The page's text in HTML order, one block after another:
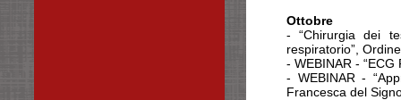
Ottobre
- “Chirurgia dei
respiratorio”,
- WEBINAR -
- WEBINAR -
Francesca del